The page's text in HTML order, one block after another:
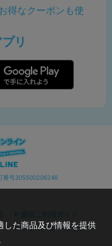
得なクーポンも使
リ
番号305500206246
通販ご利用ガイド
プライバシーポリシー
した商品及び情報を提供